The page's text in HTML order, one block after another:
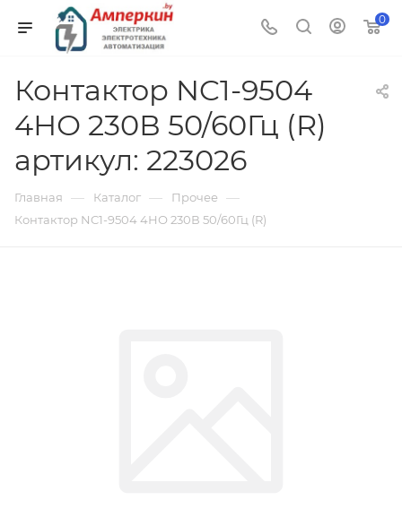
0
Контактор NC1-9504
4НО 230В 50/60Гц (R)
артикул: 223026
Главная — Каталог — Прочее —
Контактор NC1-9504 4НО 230В 50/60Гц (R)